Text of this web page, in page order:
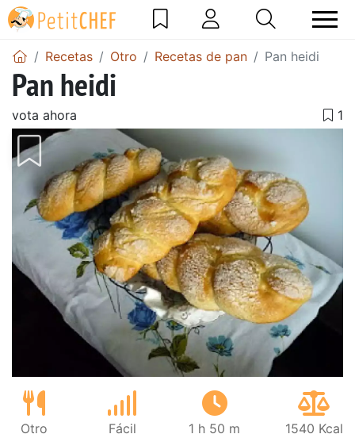
Recetas Otro Recetas de pan Pan heidi
Pan heidi
vota ahora
Otro Fácil 1 h 50 m 1540 Kcal